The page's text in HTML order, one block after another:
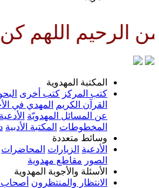
كن لوليك
المهدوية
كتب أخرى البحوث والمقالات
المهدي في الأحاديث أجوبة
المسائل المهدويّة الأدعية والزيارات
المكتبة الأدبية دعوى اليماني
متعددة
الزيارات المحاضرات المراثي
مقاطع مهدوية
والأجوبة المهدوية
والمنتظرون أصحاب الإمام المهدي